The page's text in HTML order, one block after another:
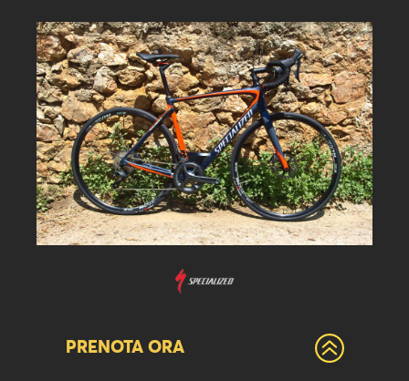
PRENOTA ORA
con futuri ammortizzatori e freni a disco